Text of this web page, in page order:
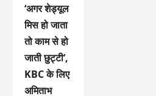
‘अगर शेड्यूल
मिस हो जाता
तो काम से हो
जाती छुट्टी’,
KBC के लिए
अमिताभ